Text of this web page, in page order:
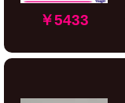
￥5433